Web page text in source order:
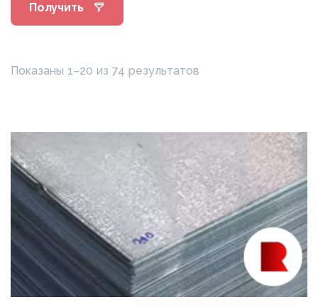
18Х11МНФБ
25Х2М1Ф
30Х13Н7С2
30ХМ
30ХМА
35ХМ
36Х18Н25С2
38Х2МЮА
Получить
Показаны 1–20 из 74 результатов